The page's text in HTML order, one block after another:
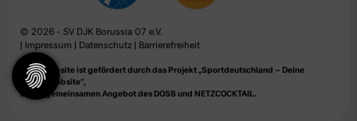
© 2026 - SV DJK Borussia 07 e.V.
| Impressum | Datenschutz | Barrierefreiheit
Diese Website ist gefördert durch das Projekt „Sportdeutschland – Deine
Vereinswebsite”,
einem gemeinsamen Angebot des DOSB und NETZCOCKTAIL.